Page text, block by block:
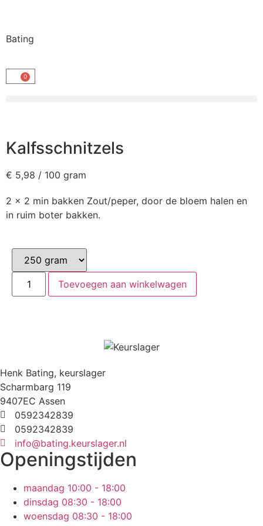
Bating
0
Kalfsschnitzels
€ 5,98 / 100 gram
2 x 2 min bakken Zout/peper, door de bloem halen en
in ruim boter bakken.
Toevoegen aan winkelwagen
Henk Bating, keurslager
Scharmbarg 119
9407EC Assen
0592342839
0592342839
info@bating.keurslager.nl
Openingstijden
maandag 10:00 - 18:00
dinsdag 08:30 - 18:00
woensdag 08:30 - 18:00